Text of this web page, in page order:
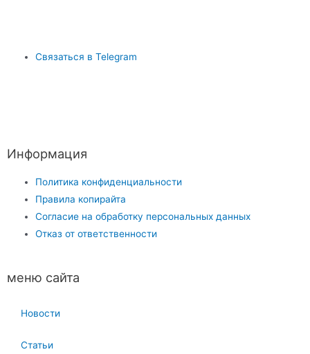
Связаться в Telegram
Информация
Политика конфиденциальности
Правила копирайта
Согласие на обработку персональных данных
Отказ от ответственности
меню сайта
Новости
Статьи